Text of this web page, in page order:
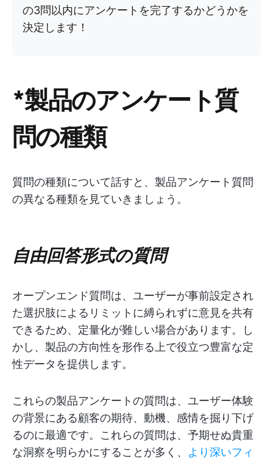
の3問以内にアンケートを完了するかどうかを
決定します！
*製品のアンケート質
問の種類
質問の種類について話すと、製品アンケート質問
の異なる種類を見ていきましょう。
自由回答形式の質問
オープンエンド質問は、ユーザーが事前設定され
た選択肢によるリミットに縛られずに意見を共有
できるため、定量化が難しい場合があります。し
かし、製品の方向性を形作る上で役立つ豊富な定
性データを提供します。
これらの製品アンケートの質問は、ユーザー体験
の背景にある顧客の期待、動機、感情を掘り下げ
るのに最適です。これらの質問は、予期せぬ貴重
な洞察を明らかにすることが多く、 より深いフィ